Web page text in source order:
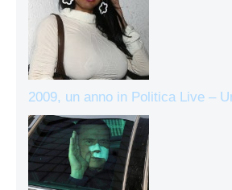
2009, un anno in Politica Live –